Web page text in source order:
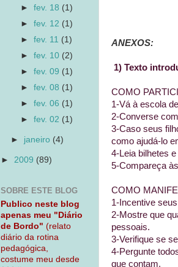
ANEXOS:
1) Texto
COMO
1-Vá à escola
2-Converse
3-Caso seus
como ajudá-lo
4-Leia bilhetes
5-Compareça
COMO
1-Incentive
2-Mostre que
pessoais.
3-Verifique se
4-Pergunte
que contam.
►fev. 18 (1)
►fev. 12 (1)
►fev. 11 (1)
►fev. 10 (2)
►fev. 09 (1)
►fev. 08 (1)
►fev. 06 (1)
►fev. 02 (1)
► janeiro (4)
► 2009 (89)
SOBRE ESTE BLOG
Publico neste blog
apenas meu "Diário
de Bordo" (relato
diário da rotina
pedagógica,
costume meu desde